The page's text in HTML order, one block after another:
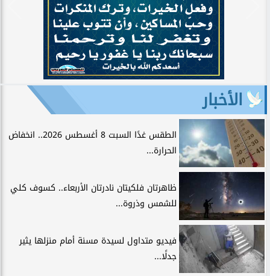
الأخبار
الطقس غدًا السبت 8 أغسطس 2026.. انخفاض
الحرارة...
ظاهرتان فلكيتان نادرتان الأربعاء.. كسوف كلي
للشمس وذروة...
فيديو متداول لسيدة مسنة أمام منزلها يثير
جدلًا...